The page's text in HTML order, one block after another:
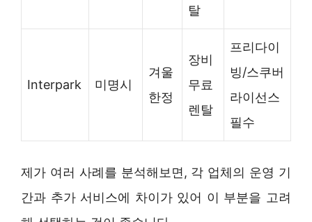
탈
Interpark 미명시
겨울
한정
장비
무료
렌탈
프리다이
빙/스쿠버
라이선스
필수
제가 여러 사례를 분석해보면, 각 업체의 운영 기
간과 추가 서비스에 차이가 있어 이 부분을 고려